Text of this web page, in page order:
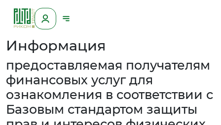
Информация
предоставляемая получателям
финансовых услуг для
ознакомления в соответствии с
Базовым стандартом защиты